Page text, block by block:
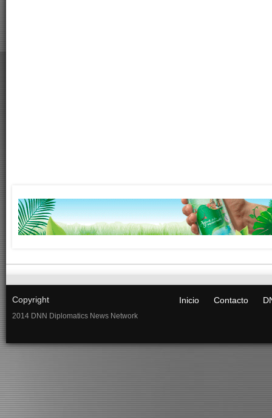
Copyright
2014 DNN Diplomatics News Network
Inicio Contacto